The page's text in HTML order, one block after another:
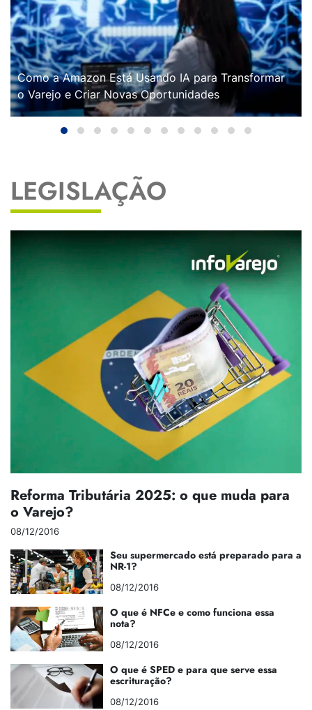
Como a Amazon Está Usando IA para Transformar
o Varejo e Criar Novas Oportunidades
LEGISLAÇÃO
Reforma Tributária 2025: o que muda para
o Varejo?
08/12/2016
Seu supermercado está preparado para a
NR-1?
08/12/2016
O que é NFCe e como funciona essa
nota?
08/12/2016
O que é SPED e para que serve essa
escrituração?
08/12/2016